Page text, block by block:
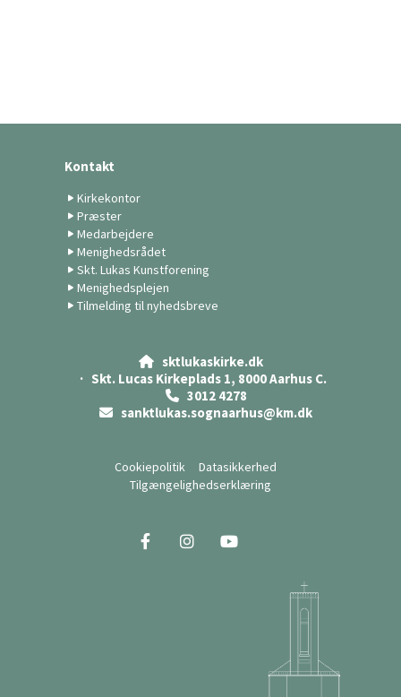
Kontakt
Kirkekontor
Præster
Medarbejdere
Menighedsrådet
Skt. Lukas Kunstforening
Menighedsplejen
Tilmelding til nyhedsbreve
sktlukaskirke.dk
· Skt. Lucas Kirkeplads 1, 8000 Aarhus C.
3012 4278
 sanktlukas.sognaarhus@km.dk
Cookiepolitik
Datasikkerhed
Tilgængelighedserklæring